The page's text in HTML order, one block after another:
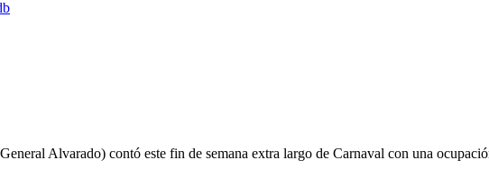
Alvarado) contó este fin de semana extra largo de Carnaval con una